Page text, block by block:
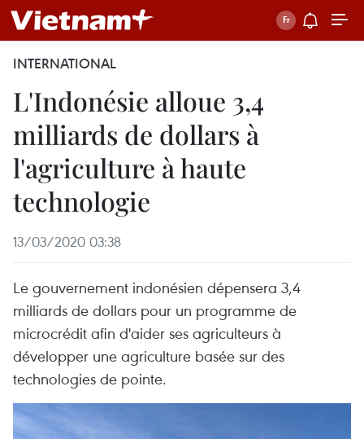
INTERNATIONAL
L'Indonésie alloue 3,4
milliards de dollars à
l'agriculture à haute
technologie
13/03/2020 03:38
Le gouvernement indonésien dépensera 3,4
milliards de dollars pour un programme de
microcrédit afin d'aider ses agriculteurs à
développer une agriculture basée sur des
technologies de pointe.